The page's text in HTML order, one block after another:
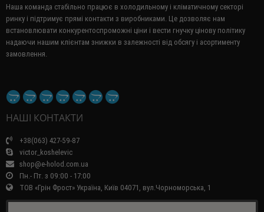
Наша команда стабільно працює в холодильному і кліматичному секторі
ринку і підтримує прямі контакти з виробниками. Це дозволяє нам
встановлювати конкурентоспроможні ціни і вести гнучку цінову політику
надаючи нашим клієнтам знижки в залежності від обсягу і асортименту
замовлення.
НАШІ КОНТАКТИ
+38(063) 427-59-87
victor_koshelevic
shop@e-holod.com.ua
Пн.- Пт. з 09:00 - 17:00
ТОВ «Грін Фрост» Україна, Київ 04071, вул.Чорноморська, 1